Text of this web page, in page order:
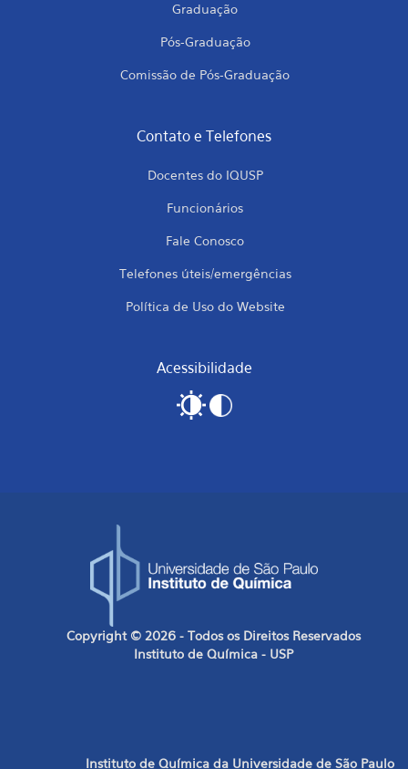
Graduação
Pós-Graduação
Comissão de Pós-Graduação
Contato e Telefones
Docentes do IQUSP
Funcionários
Fale Conosco
Telefones úteis/emergências
Política de Uso do Website
Acessibilidade
Copyright © 2026 - Todos os Direitos Reservados
Instituto de Química - USP
Instituto de Química da Universidade de São Paulo